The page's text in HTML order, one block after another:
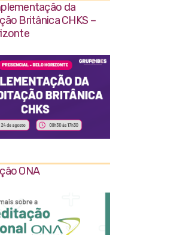
da
Britânica CHKS –
ONA